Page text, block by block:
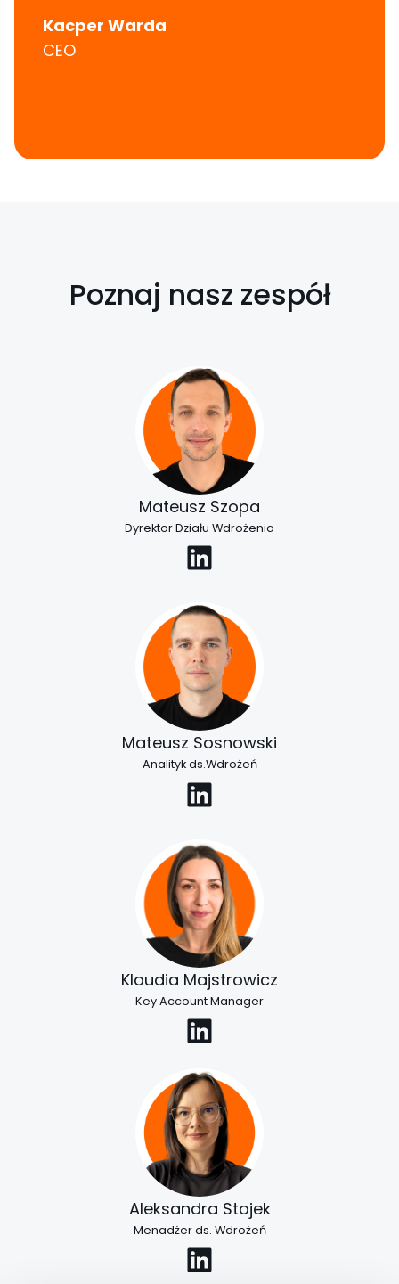
Kacper Warda
CEO
Poznaj nasz zespół
Mateusz Szopa
Dyrektor Działu Wdrożenia
LinkedIn
Mateusz Sosnowski
Analityk ds.Wdrożeń
LinkedIn
Klaudia Majstrowicz
Key Account Manager
LinkedIn
Aleksandra Stojek
Menadżer ds. Wdrożeń
LinkedIn